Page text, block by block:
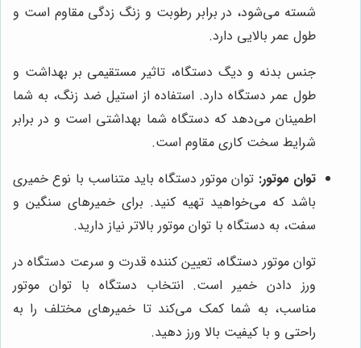
شسته می‌شود، در برابر رطوبت و زنگ زدگی مقاوم است و
طول عمر بالایی دارد.
جنس بدنه و دیگ دستگاه، تاثیر مستقیمی بر بهداشت و
طول عمر دستگاه دارد. استفاده از استیل ضد زنگ، به شما
اطمینان می‌دهد که دستگاه شما بهداشتی است و در برابر
شرایط سخت کاری مقاوم است.
توان موتور: توان موتور دستگاه باید متناسب با نوع خمیری
باشد که می‌خواهید تهیه کنید. برای خمیرهای سنگین و
سفت، به دستگاه با توان موتور بالاتر نیاز دارید.
توان موتور دستگاه، تعیین کننده قدرت و سرعت دستگاه در
ورز دادن خمیر است. انتخاب دستگاه با توان موتور
مناسب، به شما کمک می‌کند تا خمیرهای مختلف را به
راحتی و با کیفیت بالا ورز دهید.